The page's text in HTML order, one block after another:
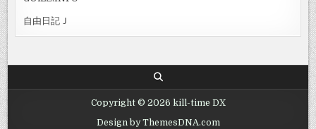
自由日記Ｊ
Copyright © 2026 kill-time DX
Design by ThemesDNA.com